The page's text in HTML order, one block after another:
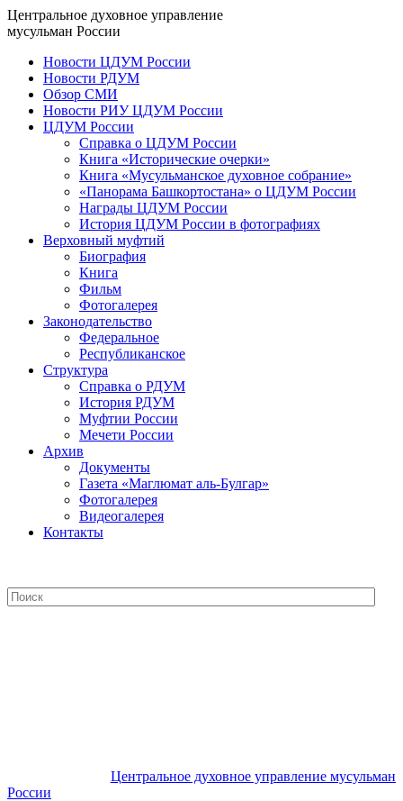
Центральное духовное управление
мусульман России
Новости ЦДУМ России
Новости РДУМ
Обзор СМИ
Новости РИУ ЦДУМ России
ЦДУМ России
Справка о ЦДУМ России
Книга «Исторические очерки»
Книга «Мусульманское духовное собрание»
«Панорама Башкортостана» о ЦДУМ России
Награды ЦДУМ России
История ЦДУМ России в фотографиях
Верховный муфтий
Биография
Книга
Фильм
Фотогалерея
Законодательство
Федеральное
Республиканское
Структура
Справка о РДУМ
История РДУМ
Муфтии России
Мечети России
Архив
Документы
Газета «Маглюмат аль-Булгар»
Фотогалерея
Видеогалерея
Контакты
Центральное духовное управление мусульман
России